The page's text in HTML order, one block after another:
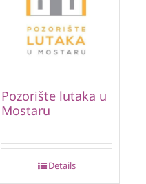
Pozorište lutaka u
Mostaru
Details